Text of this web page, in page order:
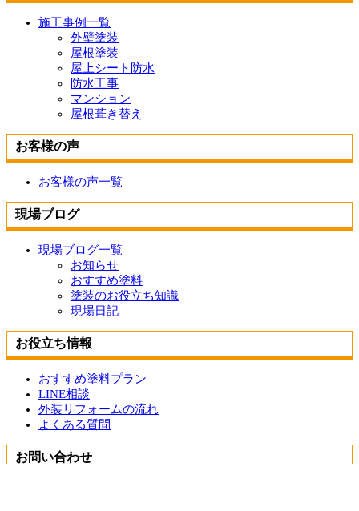
施工事例一覧
外壁塗装
屋根塗装
屋上シート防水
防水工事
マンション
屋根葺き替え
お客様の声
お客様の声一覧
現場ブログ
現場ブログ一覧
お知らせ
おすすめ塗料
塗装のお役立ち知識
現場日記
お役立ち情報
おすすめ塗料プラン
LINE相談
外装リフォームの流れ
よくある質問
お問い合わせ